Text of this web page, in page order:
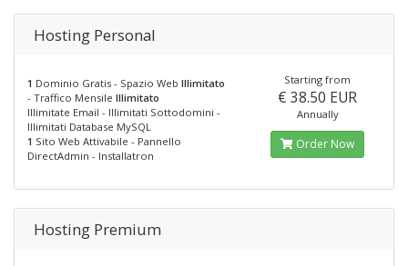
Hosting Personal
1 Dominio Gratis - Spazio Web Illimitato
- Traffico Mensile Illimitato
Illimitate Email - Illimitati Sottodomini -
Illimitati Database MySQL
1 Sito Web Attivabile - Pannello
DirectAdmin - Installatron
Starting from
€ 38.50 EUR
Annually
Order Now
Hosting Premium